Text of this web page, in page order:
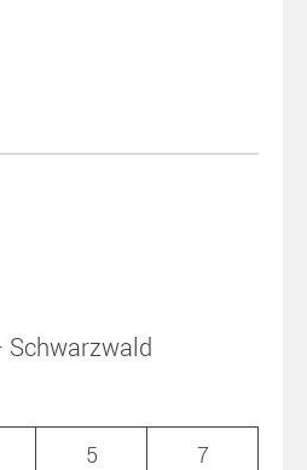
Schwarzwald
5 7